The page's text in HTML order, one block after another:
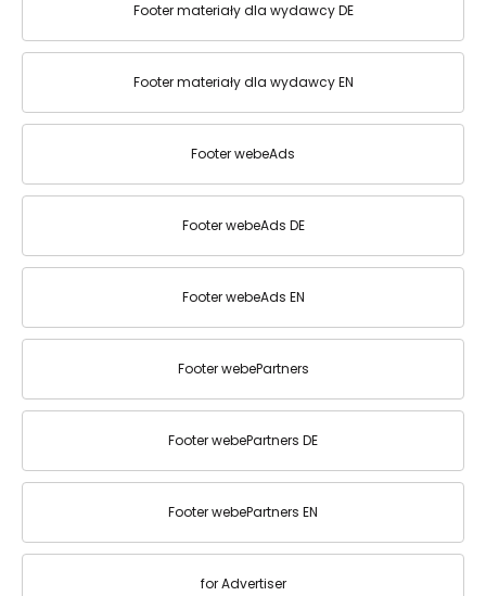
Footer materiały dla wydawcy DE
Footer materiały dla wydawcy EN
Footer webeAds
Footer webeAds DE
Footer webeAds EN
Footer webePartners
Footer webePartners DE
Footer webePartners EN
for Advertiser